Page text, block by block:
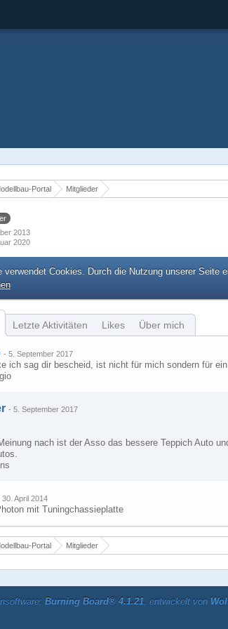
Portal Mitglieder
2013
2020
verwendet Cookies. Durch die Nutzung unserer
Letzte Aktivitäten Likes Über mich
- 5. September 2017
ich sag dir bescheid, ist nicht für mich sondern für
- 5. September 2017
nach ist der Asso das bessere Teppich Auto
30. April 2014
mit Tuningchassieplatte
Portal Mitglieder
Burning Board® 4.1.21, entwickelt von